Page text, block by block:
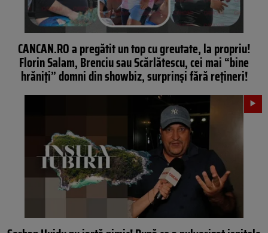
CANCAN.RO a pregătit un top cu greutate, la propriu!
Florin Salam, Brenciu sau Scărlătescu, cei mai “bine
hrăniți” domni din showbiz, surprinși fără rețineri!